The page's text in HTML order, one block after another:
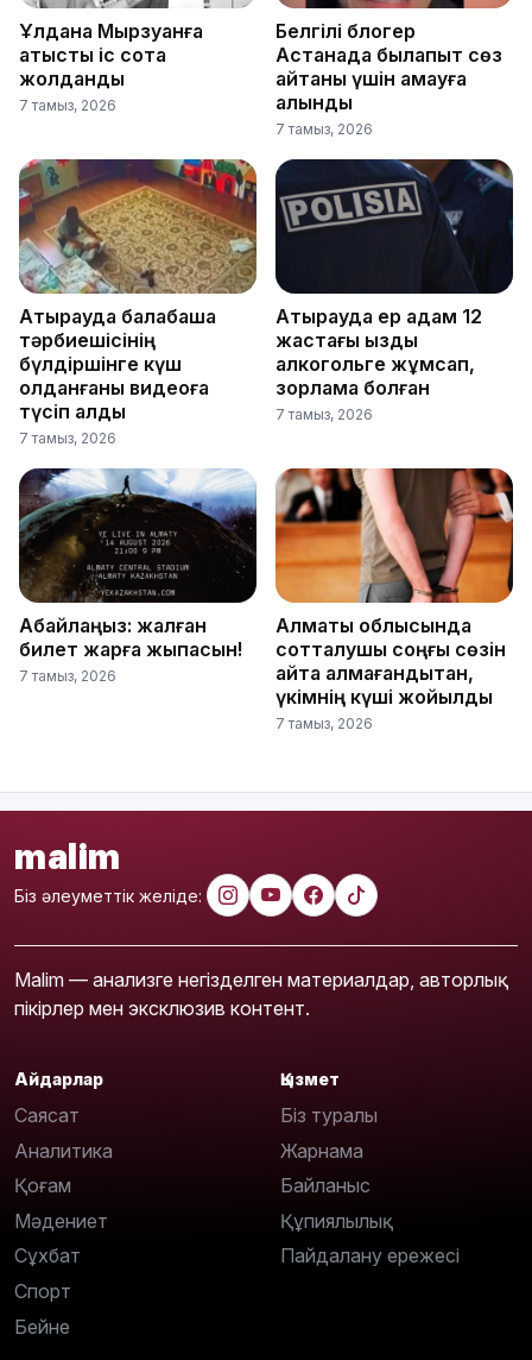
Ұлдана Мырзуанға
қатысты іс сотқа
жолданды
7 тамыз, 2026
Белгілі блогер
Астанада былапыт сөз
айтқаны үшін қамауға
алынды
7 тамыз, 2026
Атырауда балабақша
тәрбиешісінің
бүлдіршінге күш
қолданғаны видеоға
түсіп қалды
7 тамыз, 2026
Атырауда ер адам 12
жастағы қызды
алкогольге жұмсап,
зорламақ болған
7 тамыз, 2026
Абайлаңыз: жалған
билет жарға жықпасын!
7 тамыз, 2026
Алматы облысында
сотталушы соңғы сөзін
айта алмағандықтан,
үкімнің күші жойылды
7 тамыз, 2026
malim
Біз әлеуметтік желіде:
Malim — анализге негізделген материалдар, авторлық
пікірлер мен эксклюзив контент.
Айдарлар
Саясат
Аналитика
Қоғам
Мәдениет
Сұхбат
Спорт
Бейне
Қызмет
Біз туралы
Жарнама
Байланыс
Құпиялылық
Пайдалану ережесі